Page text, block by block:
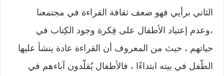
الثاني برأيي فهو ضعف ثقافة القراءة في مجتمعنا
،وعدم إعتياد الأطفال على فِكرة وجود الكِتاب في
حياتهم ، حيث من المعروف أن القراءة عادة ينشأ عليها
الطّفل في بيته ابتداءًا ، فالأطفال يُقلّدون آباءهم في